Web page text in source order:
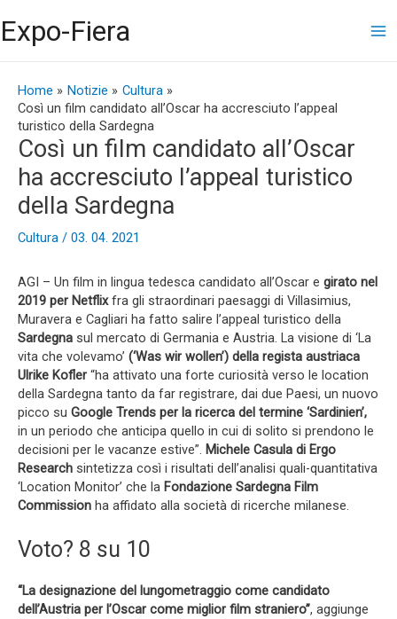
al
contenuto
Expo-Fiera
Home Notizie
Cultura
Così un film candidato all’Oscar ha accresciuto l’appeal
turistico della Sardegna
Così un film candidato all’Oscar
ha accresciuto l’appeal turistico
della Sardegna
Cultura / 03. 04. 2021
AGI – Un film in lingua tedesca candidato all’Oscar e girato nel
2019 per Netflixfra gli straordinari paesaggi di Villasimius,
Muravera e Cagliari ha fatto salire l’appeal turistico della
Sardegna sul mercato di Germania e Austria. La visione di ‘La
vita che volevamo’ (‘Was wir wollen’) della regista austriaca
Ulrike Kofler “ha attivato una forte curiosità verso le location
della Sardegna tanto da far registrare, dai due Paesi, un nuovo
picco su Google Trends per la ricerca del termine ‘Sardinien’,
in un periodo che anticipa quello in cui di solito si prendono le
decisioni per le vacanze estive”. Michele Casula di Ergo
Research sintetizza così i risultati dell’analisi quali-quantitativa
‘Location Monitor’ che la Fondazione Sardegna Film
Commission ha affidato alla società di ricerche milanese.
Voto? 8 su 10
“La designazione del lungometraggio come candidato
dell’Austria per l’Oscar come miglior film straniero”, aggiunge
articoli